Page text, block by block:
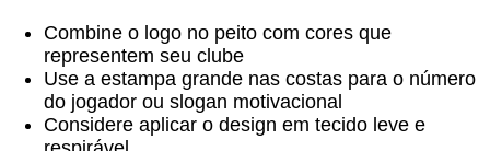
Combine o logo no peito com cores que
representem seu clube
Use a estampa grande nas costas para o número
do jogador ou slogan motivacional
Considere aplicar o design em tecido leve e